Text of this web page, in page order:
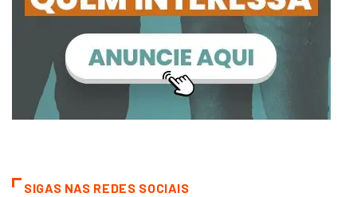
SIGAS NAS REDES SOCIAIS